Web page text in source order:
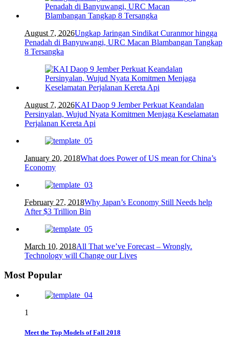
August 7, 2026Ungkap Jaringan Sindikat Curanmor hingga
Penadah di Banyuwangi, URC Macan Blambangan Tangkap
8 Tersangka
August 7, 2026KAI Daop 9 Jember Perkuat Keandalan
Persinyalan, Wujud Nyata Komitmen Menjaga Keselamatan
Perjalanan Kereta Api
January 20, 2018What does Power of US mean for China’s
Economy
February 27, 2018Why Japan’s Economy Still Needs help
After $3 Trillion Bin
March 10, 2018All That we’ve Forecast – Wrongly.
Technology will Change our Lives
Most Popular
1
Meet the Top Models of Fall 2018